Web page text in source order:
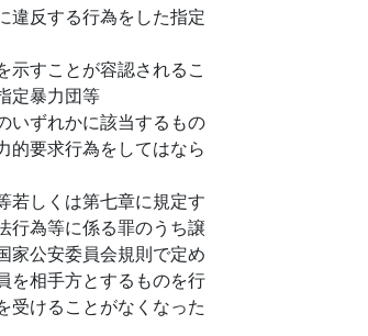
反する行為をした指定
示すことが容認されるこ
定暴力団等
いずれかに該当するもの
的要求行為をしてはなら
若しくは第七章に規定す
行為等に係る罪のうち譲
家公安委員会規則で定め
を相手方とするものを行
受けることがなくなった